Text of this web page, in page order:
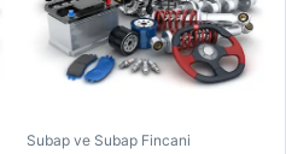
Subap ve Subap Fincani